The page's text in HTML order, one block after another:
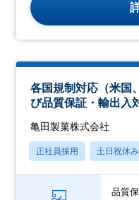
各国規制対応（米国
び品質保証・輸出入
亀田製菓株式会社
正社員採用 土日祝休み
品質